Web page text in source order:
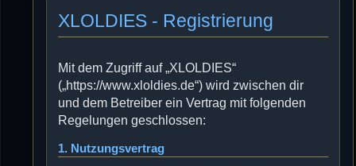
XLOLDIES - Registrierung
Mit dem Zugriff auf „XLOLDIES“
(„https://www.xloldies.de“) wird zwischen dir
und dem Betreiber ein Vertrag mit folgenden
Regelungen geschlossen:
1. Nutzungsvertrag